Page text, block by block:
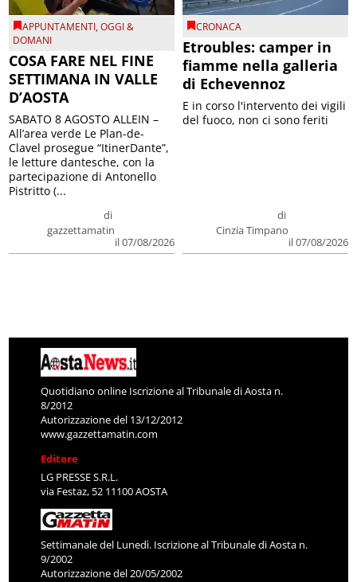
APPUNTAMENTI,OGGI &
DOMANI
COSA FARE NEL FINE
SETTIMANA IN VALLE
D’AOSTA
di
gazzettamatin
il 07/08/2026
SABATO 8 AGOSTO ALLEIN –
All’area verde Le Plan-de-
Clavel prosegue “ItinerDante”,
le letture dantesche, con la
partecipazione di Antonello
Pistritto (...
CRONACA
Etroubles: camper in
fiamme nella galleria
di Echevennoz
di
Cinzia Timpano
il 07/08/2026
E in corso l'intervento dei vigili
del fuoco, non ci sono feriti
Quotidiano online Iscrizione al Tribunale di Aosta n.
8/2012
Autorizzazione del 13/12/2012
www.gazzettamatin.com
Editore
LG PRESSE S.R.L.
via Festaz, 52 11100 AOSTA
Settimanale del Lunedì. Iscrizione al Tribunale di Aosta n.
9/2002
Autorizzazione del 20/05/2002